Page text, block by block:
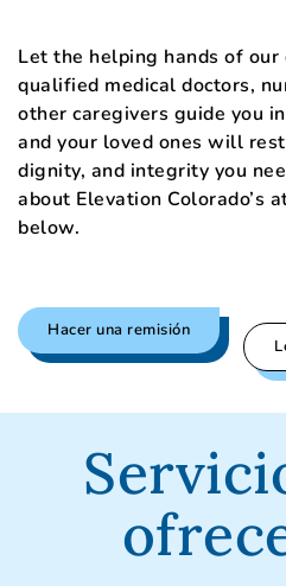
Let the helping hands of our
qualified medical doctors,
other caregivers guide you
and your loved ones will
dignity, and integrity you
about Elevation Colorado’s
below.
Hacer una remisión